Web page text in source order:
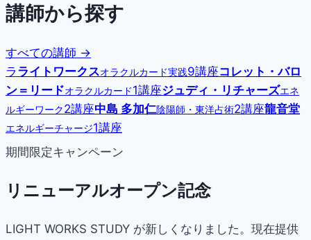
講師から探す
すべての講師 →
ラ ライトワークスオラクルカード実践9講座コレット・バロ
ン＝リードオラクルカード1講座ジュディ・リチャーズエネ
ルギーワーク2講座中島 多加仁陰陽師・東洋占術2講座龍音堂
エネルギーチャージ1講座
期間限定キャンペーン
リニューアルオープン記念
LIGHT WORKS STUDY が新しくなりました。現在提供